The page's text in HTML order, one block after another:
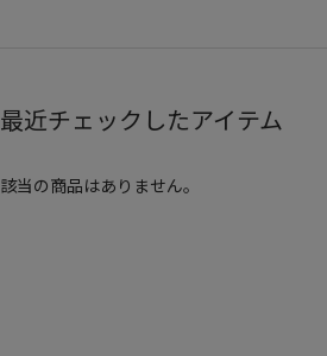
最近チェックしたアイテム
該当の商品はありません。